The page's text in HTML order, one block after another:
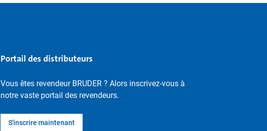
Portail des distributeurs
Vous êtes revendeur BRUDER ? Alors inscrivez-vous à
notre vaste portail des revendeurs.
S'inscrire maintenant